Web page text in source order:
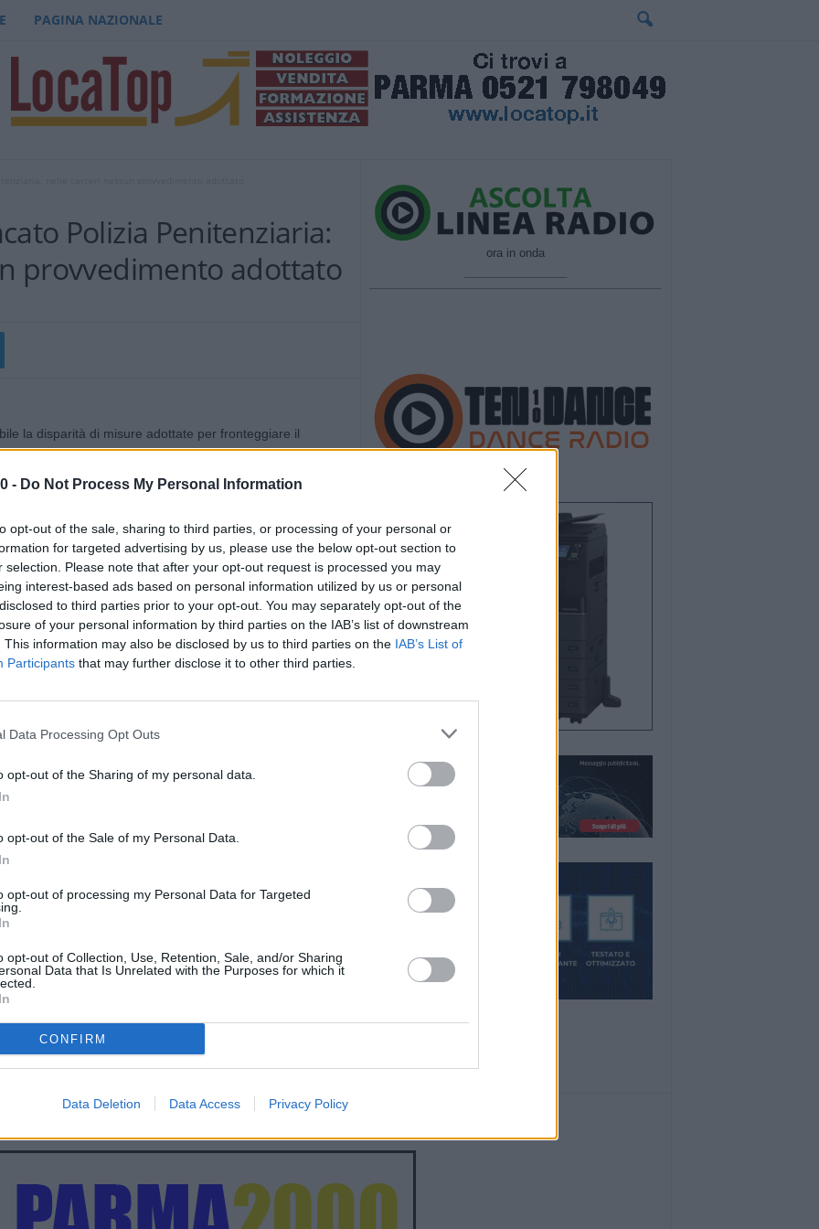
- Do Not Process My Personal Information
opt-out of the sale, sharing to third parties, or processing of your personal or
for targeted advertising by us, please use the below opt-out section to
selection. Please note that after your opt-out request is processed you may
interest-based ads based on personal information utilized by us or personal
to third parties prior to your opt-out. You may separately opt-out of the
of your personal information by third parties on the IAB’s list of downstream
This information may also be disclosed by us to third parties on the IAB’s List of
Participants that may further disclose it to other third parties.
Data Processing Opt Outs
opt-out of the Sharing of my personal data.
opt-out of the Sale of my Personal Data.
opt-out of processing my Personal Data for Targeted
opt-out of Collection, Use, Retention, Sale, and/or Sharing
Data that Is Unrelated with the Purposes for which it
CONFIRM
Data Deletion Data Access Privacy Policy
PAGINA NAZIONALE
Polizia Penitenziaria:
provvedimento adottato
la disparità di misure adottate per fronteggiare il
Piemonte ed Emilia Romagna rispetto alle blande
di quelle stesse regioni. L’esonero dal servizio per tutti
dimoranti in alcuni Comuni considerati a rischio e la
e dagli istituti penitenziari rientranti nella competenza
Bologna e Firenze, sono peggio dell’aspirina contro il
Aldo Di Giacomo che aggiunge: “nelle carceri è persino
di termometri laser e non esiste alcun controllo sul
ai colloqui, sui fornitori e sui volontari. Questa ad
alcun allarmismo. Per questo, dopo aver interessato da
e Giustizia Buonafede – riferisce Di Giacomo –
e a rivolgerci ai Prefetti dei capoluoghi e ai Presidenti
per istituire un tavolo specifico congiunto
Giustizia per le misure urgenti da assumere nelle
è una priorità insieme ad una campagna di vera
in questa circostanza non va sottovalutata – continua il
nelle carceri lombarde, venete, piemontesi ed emiliane
far rabbrividire il pensiero, ad oggi
potrebbe essere registrato in carcere. Non resterebbe
carceraria anche di 3 mila persone. Abbiamo un
ulteriori sottovalutazioni: quello della nave da crociera
ristretti il virus abbia maggiore occasione di
per noi è irrinunciabile tanto più che ci viene riferito –
allarmati, per primi stanno chiedendo di
pur di acquisire una certa sicurezza”.
ora in onda